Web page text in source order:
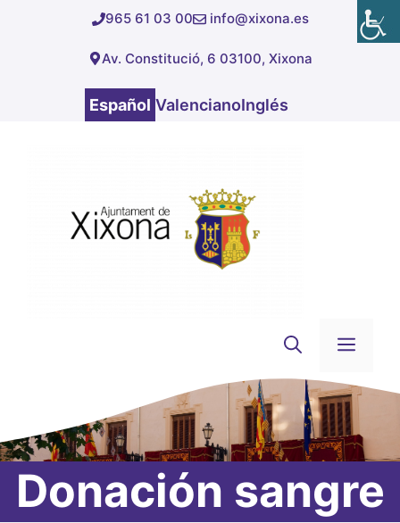
965 61 03 00 info@xixona.es
Av. Constitució, 6 03100, Xixona
Español ValencianoInglés
Donación sangre